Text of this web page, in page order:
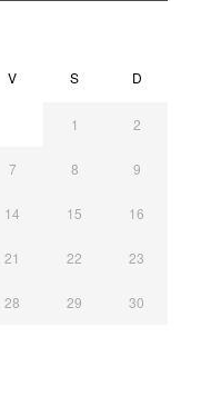
V S D
1 2
7 8 9
14 15 16
21 22 23
28 29 30